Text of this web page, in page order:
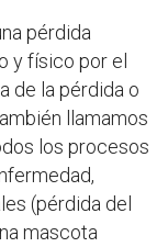
pérdida
y físico por el
de la pérdida o
llamamos
los procesos
(pérdida del
mascota